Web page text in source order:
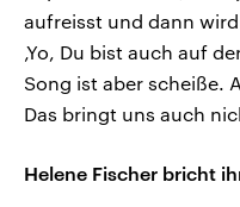
aufreisst und dann
‚Yo, Du bist auch auf
Song ist aber scheiße.
Das bringt uns auch
Helene Fischer bricht